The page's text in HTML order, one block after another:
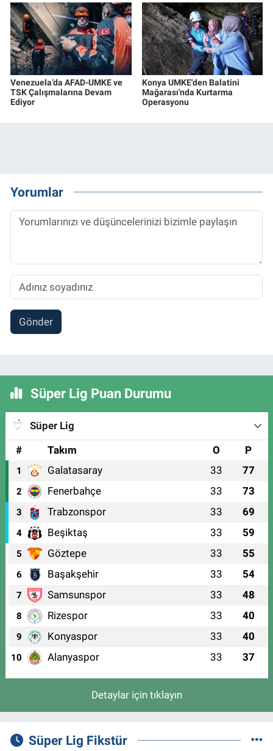
Venezuela’da AFAD-UMKE ve
TSK Çalışmalarına Devam
Ediyor
Konya UMKE'den Balatini
Mağarası'nda Kurtarma
Operasyonu
Yorumlar
Gönder
Süper Lig Puan Durumu
Süper Lig
#
Takım O P
1 Galatasaray 33 77
2 Fenerbahçe 33 73
3 Trabzonspor 33 69
4 Beşiktaş 33 59
5 Göztepe 33 55
6 Başakşehir 33 54
7 Samsunspor 33 48
8 Rizespor 33 40
9 Konyaspor 33 40
10 Alanyaspor 33 37
Detaylar için tıklayın
Süper Lig Fikstür